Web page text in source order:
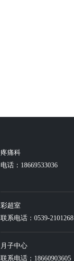
疼痛科
电话：18669533036
彩超室
联系电话：0539-2101268
月子中心
联系电话：18660903605